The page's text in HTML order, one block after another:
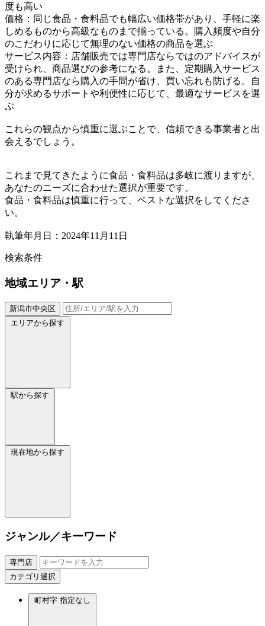
度も高い
価格：同じ食品・食料品でも幅広い価格帯があり、手軽に楽
しめるものから高級なものまで揃っている。購入頻度や自分
のこだわりに応じて無理のない価格の商品を選ぶ
サービス内容：店舗販売では専門店ならではのアドバイスが
受けられ、商品選びの参考になる。また、定期購入サービス
のある専門店なら購入の手間が省け、買い忘れも防げる。自
分が求めるサポートや利便性に応じて、最適なサービスを選
ぶ
これらの観点から慎重に選ぶことで、信頼できる事業者と出
会えるでしょう。
これまで見てきたように食品・食料品は多岐に渡りますが、
あなたのニーズに合わせた選択が重要です。
食品・食料品は慎重に行って、ベストな選択をしてくださ
い。
執筆年月日：2024年11月11日
検索条件
地域エリア・駅
新潟市中央区
エリアから探す
駅から探す
現在地から探す
ジャンル／キーワード
専門店
カテゴリ選択
町村字 指定なし